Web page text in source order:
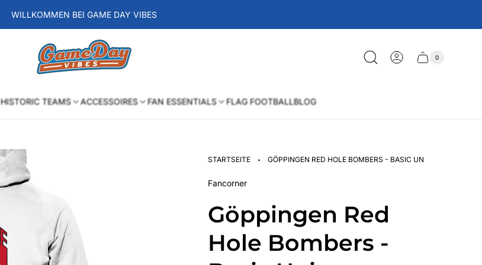
WILLKOMMEN BEI GAME DAY VIBES
Laden-
Logo
Schublade
Anzahl
0
HISTORIC TEAMS ACCESSOIRES FAN ESSENTIALS FLAG FOOTBALLBLOG
STARTSEITE · GÖPPINGEN RED HOLE BOMBERS - BASIC UNISEX HOODIE
Fancorner
Göppingen Red
Hole Bombers -